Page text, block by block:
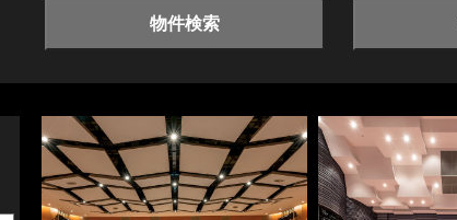
物件検索